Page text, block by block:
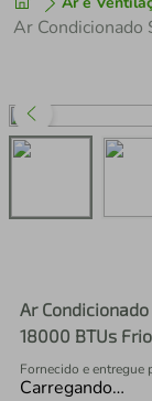
Ar
18000 BTUs
Fornecido e entregue
Carregando…
1º tenis
perfume